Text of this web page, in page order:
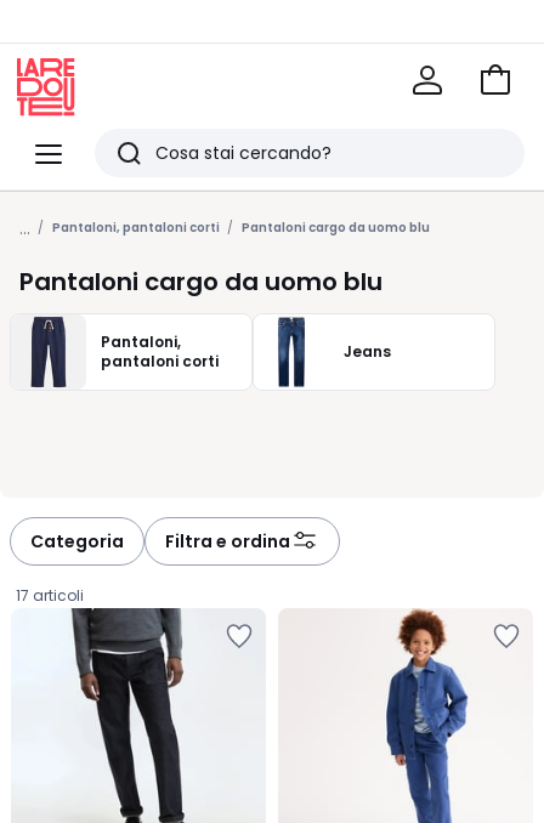
Menu
Redoute
Ricerca
Ultimi
articoli
visti
Vai
... Pantaloni, pantaloni corti Pantaloni cargo da uomo blu
Pantaloni cargo da uomo blu
Pantaloni,
pantaloni corti
Jeans
Categoria Filtra e ordina
17 articoli